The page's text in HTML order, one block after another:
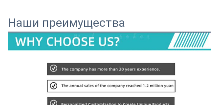
Наши преимущества